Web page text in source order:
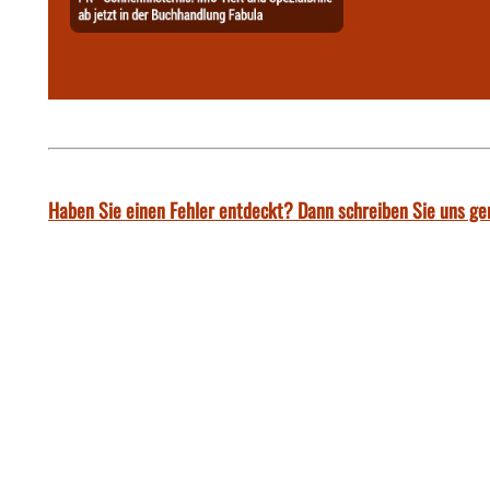
Haben Sie einen Fehler entdeckt? Dann schreiben Sie uns